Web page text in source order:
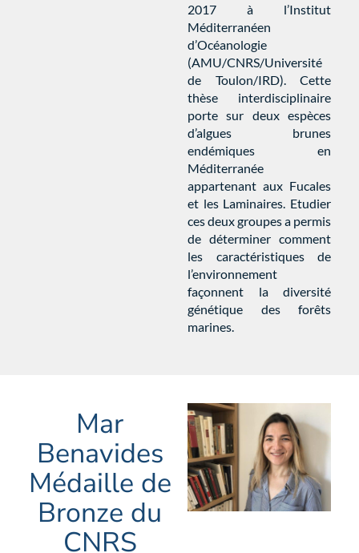
2017 à l’Institut
Méditerranéen
d’Océanologie
(AMU/CNRS/Université
de Toulon/IRD). Cette
thèse interdisciplinaire
porte sur deux espèces
d’algues brunes
endémiques en
Méditerranée
appartenant aux Fucales
et les Laminaires. Etudier
ces deux groupes a permis
de déterminer comment
les caractéristiques de
l’environnement
façonnent la diversité
génétique des forêts
marines.
Mar
Benavides
Médaille de
Bronze du
CNRS